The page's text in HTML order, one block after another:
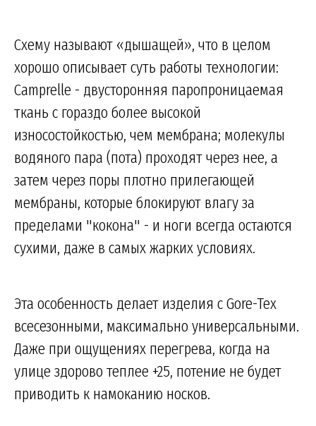
Схему называют «дышащей», что в целом
хорошо описывает суть работы технологии:
Camprelle - двусторонняя паропроницаемая
ткань с гораздо более высокой
износостойкостью, чем мембрана; молекулы
водяного пара (пота) проходят через нее, а
затем через поры плотно прилегающей
мембраны, которые блокируют влагу за
пределами "кокона" - и ноги всегда остаются
сухими, даже в самых жарких условиях.
Эта особенность делает изделия с Gore-Tex
всесезонными, максимально универсальными.
Даже при ощущениях перегрева, когда на
улице здорово теплее +25, потение не будет
приводить к намоканию носков.